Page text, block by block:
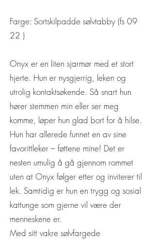
Farge: Sortskilpadde sølvtabby (fs 09
22 )
Onyx er en liten sjarmør med et stort
hjerte. Hun er nysgjerrig, leken og
utrolig kontaktsøkende. Så snart hun
hører stemmen min eller ser meg
komme, løper hun glad bort for å hilse.
Hun har allerede funnet en av sine
favorittleker – føttene mine! Det er
nesten umulig å gå gjennom rommet
uten at Onyx følger etter og inviterer til
lek. Samtidig er hun en trygg og sosial
kattunge som gjerne vil være der
menneskene er.
Med sitt vakre sølvfargede